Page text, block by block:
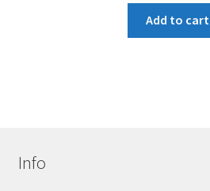
out of
5
Add to cart
Info